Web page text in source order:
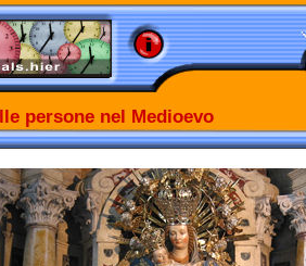
persone nel Medioevo